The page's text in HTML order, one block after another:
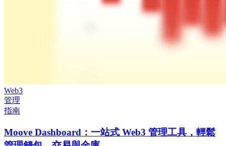
Web3
管理
指南
Moove Dashboard：一站式 Web3 管理工具，輕鬆